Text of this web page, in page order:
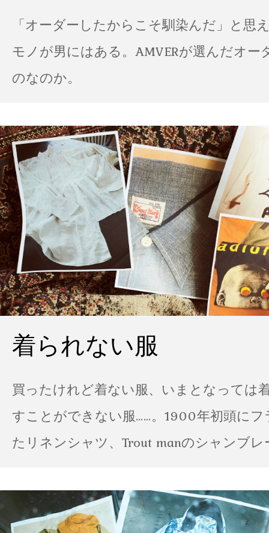
「オーダーしたからこそ馴染んだ」と思
モノが男にはある。AMVERが選んだオー
のなのか。
着られない服
買ったけれど着ない服、いまとなっては
すことができない服……。1900年初頭に
たリネンシャツ、Trout manのシャンブ